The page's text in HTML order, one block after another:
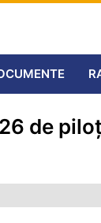
de